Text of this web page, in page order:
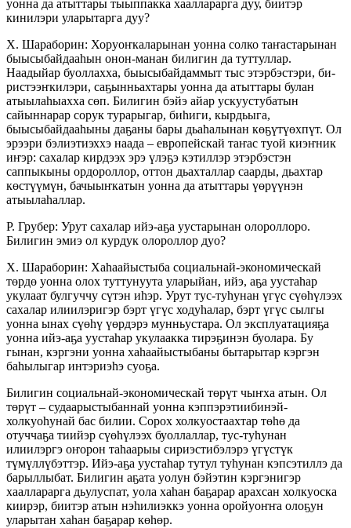
уонна да атыттары тыыппакка хаалларарга дуу, биитэр
кинилэри уларытарга дуу?
Х. Шараборин: Хоруоҥкаларынан уонна сол­­ко та­ҥастарынан
быысыбайдааһын онон-ма­­нан би­ли­гин да туттуллар.
Наадыйар буол­­лах­­ха, быы­­сыбайдам­мыт тыс этэрбэстэри, би­­
рис­­тээҥ­­килэри, саҕынньах­тары уонна да атыттары бу­лан
атыылаһыахха сөп. Билигин бэйэ айар ус­куус­ту­батын
сайыннарар сорук турарыгар, би­һи­ги, кырдьыга,
быысыбайдааһыны даҕаны бары дьа­һалы­нан көҕүтүөхпүт. Ол
эрээри бэлиэтиэххэ наада – европейскай таҥас туой киэҥник
иҥэр: сахалар кирдээх эрэ үлэҕэ кэтиллэр этэрбэстэн
саппыкыны ордороллор, оттон дьахталлар саар­ды, дьахтар
көстүүмүн, бачыыҥкатын уонна да атыттары үөрүүнэн
атыылаһаллар.
Р. Грубер: Урут сахалар ийэ-аҕа уустарынан олороллоро.
Билигин эмиэ ол курдук олороллор дуо?
Х. Шараборин: Хаһаайыстыба социальнай-эко­номическай
төрдө уонна олох туттунуута ула­рыйан, ийэ, аҕа уустаһар
укулаат булгуччу сүтэн иһэр. Урут тус-туһунан үгүс сүөһүлээх
сахалар илиилэригэр бэрт үгүс ходуһалар, бэрт үгүс сылгы
уонна ынах сүөһү үөрдэрэ мунньустара. Ол эксплуатацияҕа
уонна ийэ-аҕа уустаһар укулаакка тирэҕинэн буолара. Бу
гынан, кэргэни уонна хаһаайыстыбаны бытарытар кэргэн
баһылыгар интэриэһэ суоҕа.
Билигин социальнай-экономическай төрүт чыҥ­ха атын. Ол
төрүт – судаарыстыбаннай уонна кэп­пэрэтиибинэй-
холкуоһунай бас билии. Сорох хол­куостаахтар төһө да
отуччаҕа тиийэр сүөһүлээх буол­лаллар, тус-туһунан
илиилэргэ оҥорон та­һаа­рыы сириэстибэлэрэ үгүстүк
түмүллүбэттэр. Ийэ-аҕа уустаһар тутул туһунан кэпсэтиллэ да
барыллыбат. Билигин аҕата уолун бэйэтин кэр­гэнигэр
хаалларарга дьулуспат, уола хаһан баҕарар арахсан холкуоска
киирэр, биитэр атын нэһилиэк­кэ уонна оройуоҥҥа олоҕун
уларытан хаһан баҕа­рар көһөр.